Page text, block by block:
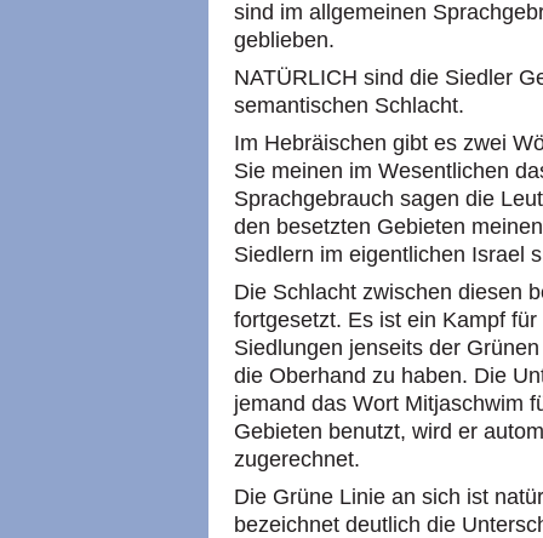
sind im allgemeinen
geblieben.
NATÜRLICH sind die Siedler
semantischen Schlacht.
Im Hebräischen gibt es zwei
Sie meinen im Wesentlichen
Sprachgebrauch sagen die
den besetzten Gebieten
Siedlern im eigentlichen Israel
Die Schlacht zwischen diesen
fortgesetzt. Es ist ein Kampf
Siedlungen jenseits der
die Oberhand zu haben. Die
jemand das Wort Mitjaschwim
Gebieten benutzt, wird er
zugerechnet.
Die Grüne Linie an sich ist
bezeichnet deutlich die